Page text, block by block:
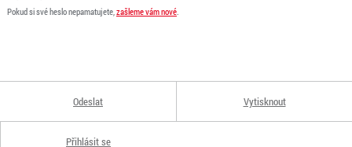
Pokud si své heslo nepamatujete,zašleme vám nové.
Odeslat Vytisknout
Přihlásit se